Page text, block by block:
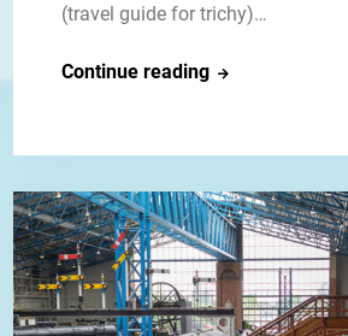
(travel guide for trichy)…
Continue readingதிருச்சியில்
செலவிடுவது?